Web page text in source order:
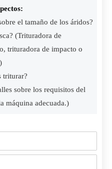
el tamaño de los áridos?
(Trituradora de
trituradora de impacto o
triturar?
sobre los requisitos del
máquina adecuada.)